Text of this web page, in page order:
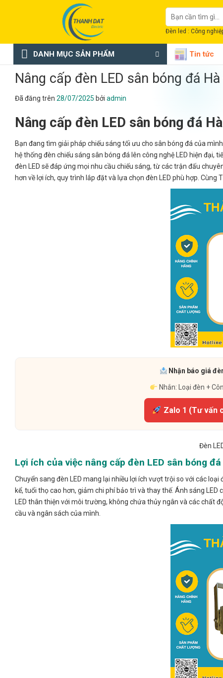
dung
Tìm
kiếm:
Đèn led : Công
DANH MỤC SẢN PHẨM Tin tức
Nâng cấp đèn LED sân bóng đá
Đã đăng trên 28/07/2025 bởi admin
Nâng cấp đèn LED sân bóng đá
Bạn đang tìm giải pháp chiếu sáng tối ưu cho sân bóng đá của
hệ thống đèn chiếu sáng sân bóng đá lên công nghệ LED hiện đại,
đèn LED sẽ đáp ứng mọi nhu cầu chiếu sáng, từ các trận đấu
hơn về lợi ích, quy trình lắp đặt và lựa chọn đèn LED phù hợp.
Nhận báo giá
Nhắn: Loại đèn +
Zalo 1 (Tư vấn
Đèn
Lợi ích của việc nâng cấp đèn LED sân bóng đá
Chuyển sang đèn LED mang lại nhiều lợi ích vượt trội so với các
kể, tuổi thọ cao hơn, giảm chi phí bảo trì và thay thế. Ánh sáng
LED thân thiện với môi trường, không chứa thủy ngân và các chất
cầu và ngân sách của mình.